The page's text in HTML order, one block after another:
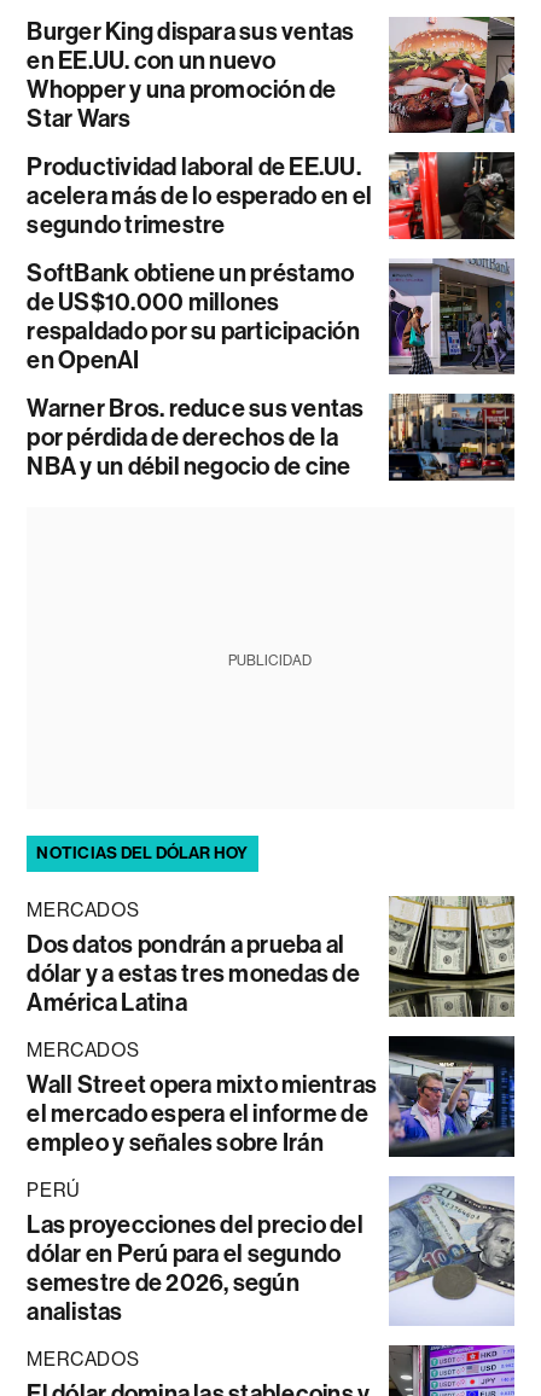
Burger King dispara sus ventas
en EE.UU. con un nuevo
Whopper y una promoción de
Star Wars
Productividad laboral de EE.UU.
acelera más de lo esperado en el
segundo trimestre
SoftBank obtiene un préstamo
de US$10.000 millones
respaldado por su participación
en OpenAI
Warner Bros. reduce sus ventas
por pérdida de derechos de la
NBA y un débil negocio de cine
PUBLICIDAD
NOTICIAS DEL DÓLAR HOY
MERCADOS
Dos datos pondrán a prueba al
dólar y a estas tres monedas de
América Latina
MERCADOS
Wall Street opera mixto mientras
el mercado espera el informe de
empleo y señales sobre Irán
PERÚ
Las proyecciones del precio del
dólar en Perú para el segundo
semestre de 2026, según
analistas
MERCADOS